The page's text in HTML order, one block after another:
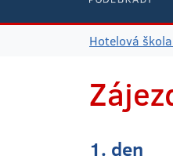
Hotelová
1. den